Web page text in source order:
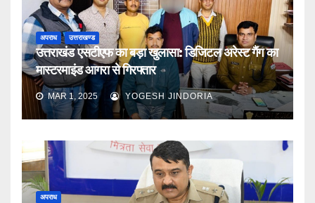
अपराध उत्तराखण्ड
उत्तराखंड एसटीएफ का बड़ा खुलासा: डिजिटल अरेस्ट गैंग का
मास्टरमाइंड आगरा से गिरफ्तार
MAR 1, 2025 YOGESH JINDORIA
अपराध